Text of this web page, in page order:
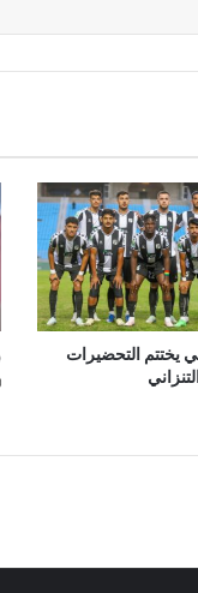
يختتم التحضيرات